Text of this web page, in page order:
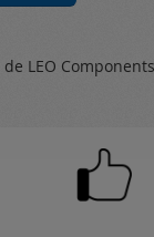
de LEO